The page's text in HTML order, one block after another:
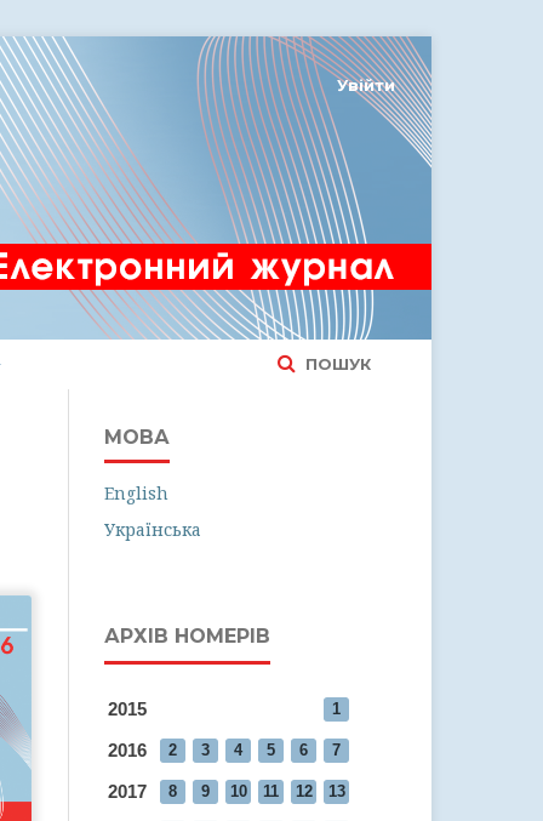
ПОШУК
Увійти
МОВА
English
Українська
АРХІВ НОМЕРІВ
2015 1
2016 2 3 4 5 6 7
2017 8 9 10 11 12 13